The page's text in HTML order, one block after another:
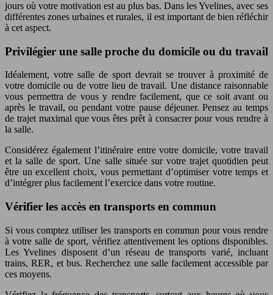
jours où votre motivation est au plus bas. Dans les Yvelines, avec ses
différentes zones urbaines et rurales, il est important de bien réfléchir
à cet aspect.
Privilégier une salle proche du domicile ou du travail
Idéalement, votre salle de sport devrait se trouver à proximité de
votre domicile ou de votre lieu de travail. Une distance raisonnable
vous permettra de vous y rendre facilement, que ce soit avant ou
après le travail, ou pendant votre pause déjeuner. Pensez au temps
de trajet maximal que vous êtes prêt à consacrer pour vous rendre à
la salle.
Considérez également l’itinéraire entre votre domicile, votre travail
et la salle de sport. Une salle située sur votre trajet quotidien peut
être un excellent choix, vous permettant d’optimiser votre temps et
d’intégrer plus facilement l’exercice dans votre routine.
Vérifier les accès en transports en commun
Si vous comptez utiliser les transports en commun pour vous rendre
à votre salle de sport, vérifiez attentivement les options disponibles.
Les Yvelines disposent d’un réseau de transports varié, incluant
trains, RER, et bus. Recherchez une salle facilement accessible par
ces moyens.